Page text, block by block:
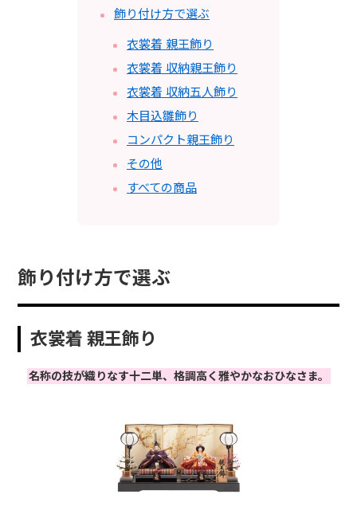
飾り付け方で選ぶ
衣裳着 親王飾り
衣裳着 収納親王飾り
衣裳着 収納五人飾り
木目込雛飾り
コンパクト親王飾り
その他
すべての商品
飾り付け方で選ぶ
衣裳着 親王飾り
名称の技が織りなす十二単、格調高く雅やかなおひなさま。